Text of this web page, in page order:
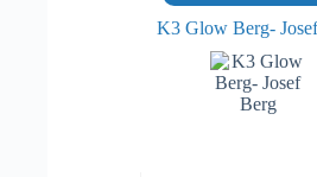
K3 Glow Berg-